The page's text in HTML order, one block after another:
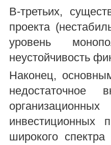
В-третьих,
проекта
уровень
неустойчивость
Наконец,
инвестиционных
широкого